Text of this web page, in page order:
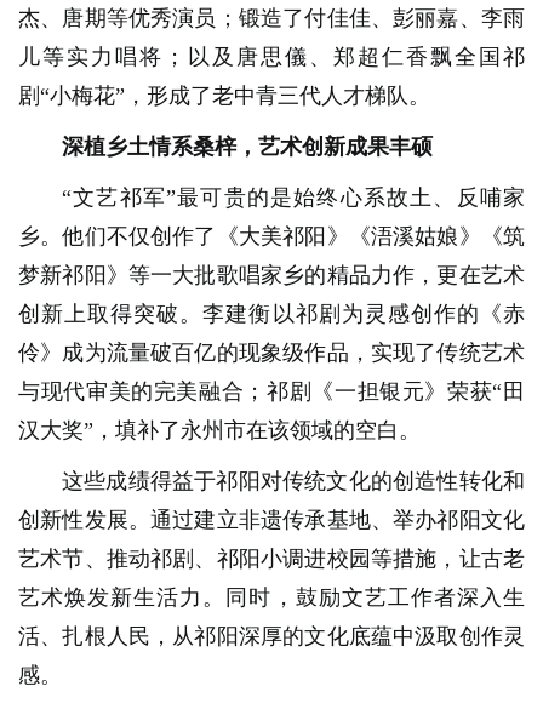
杰、唐期等优秀演员；锻造了付佳佳、彭丽嘉、李雨
儿等实力唱将；以及唐思儀、郑超仁香飘全国祁
剧“小梅花”，形成了老中青三代人才梯队。
深植乡土情系桑梓，艺术创新成果丰硕
“文艺祁军”最可贵的是始终心系故土、反哺家
乡。他们不仅创作了《大美祁阳》《浯溪姑娘》《筑
梦新祁阳》等一大批歌唱家乡的精品力作，更在艺术
创新上取得突破。李建衡以祁剧为灵感创作的《赤
伶》成为流量破百亿的现象级作品，实现了传统艺术
与现代审美的完美融合；祁剧《一担银元》荣获“田
汉大奖”，填补了永州市在该领域的空白。
这些成绩得益于祁阳对传统文化的创造性转化和
创新性发展。通过建立非遗传承基地、举办祁阳文化
艺术节、推动祁剧、祁阳小调进校园等措施，让古老
艺术焕发新生活力。同时，鼓励文艺工作者深入生
活、扎根人民，从祁阳深厚的文化底蕴中汲取创作灵
感。